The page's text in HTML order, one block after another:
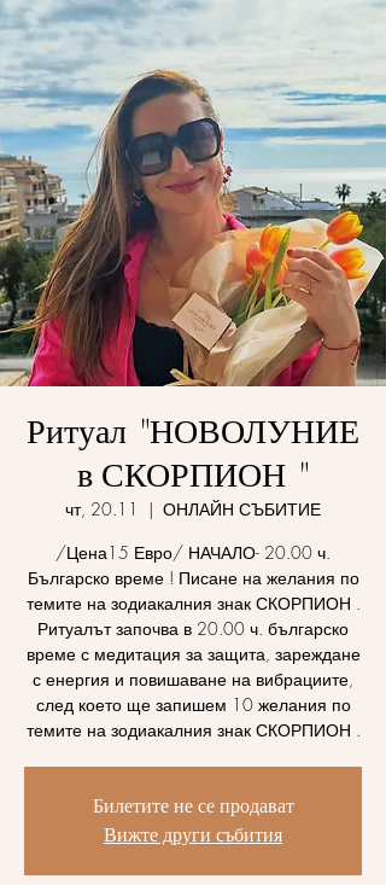
Ритуал "НОВОЛУНИЕ
в СКОРПИОН "
чт, 20.11
  |
ОНЛАЙН СЪБИТИЕ
/Цена15 Евро/ НАЧАЛО- 20.00 ч.
Българско време ! Писане на желания по
темите на зодиакалния знак СКОРПИОН .
Ритуалът започва в 20.00 ч. българско
време с медитация за защита, зареждане
с енергия и повишаване на вибрациите,
след което ще запишем 10 желания по
темите на зодиакалния знак СКОРПИОН .
Билетите не се продават
Вижте други събития